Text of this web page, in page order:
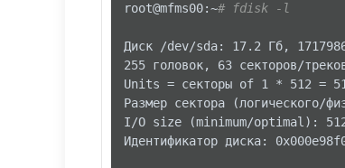
root@mfms00:~# fdisk -l
Диск /dev/sda: 17.2 Гб,
255 головок, 63 секторов/
Units = секторы of 1 * 512 =
Размер сектора (логического/
I/O size (minimum/optimal):
Идентификатор диска: